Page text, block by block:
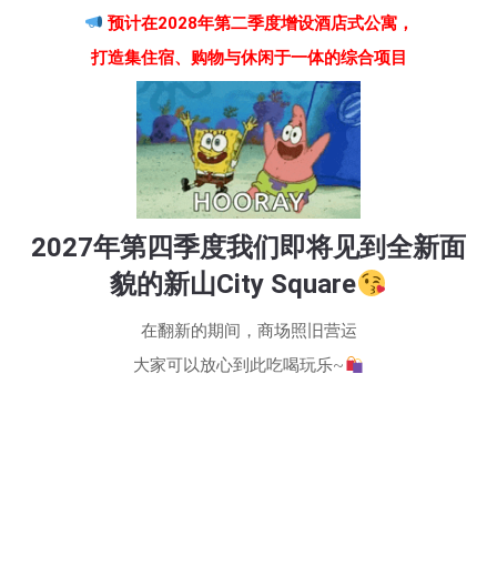
预计在2028年第二季度增设酒店式公寓，
打造集住宿、购物与休闲于一体的综合项目
2027年第四季度我们即将见到全新面
貌的新山City Square
在翻新的期间，商场照旧营运
大家可以放心到此吃喝玩乐~